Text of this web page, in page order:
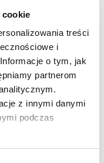
treści
i
o tym, jak
partnerom
z innymi danymi
podczas